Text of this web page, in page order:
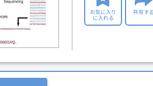
お気に入り
に入れる
共有する